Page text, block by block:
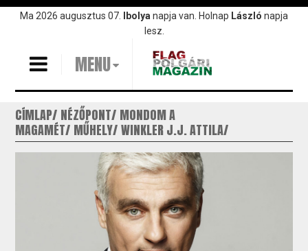
UgrásMa 2026 augusztus 07. Ibolya napja van. Holnap László napja
lesz.
MENU
CÍMLAP NÉZŐPONT MONDOM A
MAGAMÉT MŰHELY WINKLER J.J. ATTILA